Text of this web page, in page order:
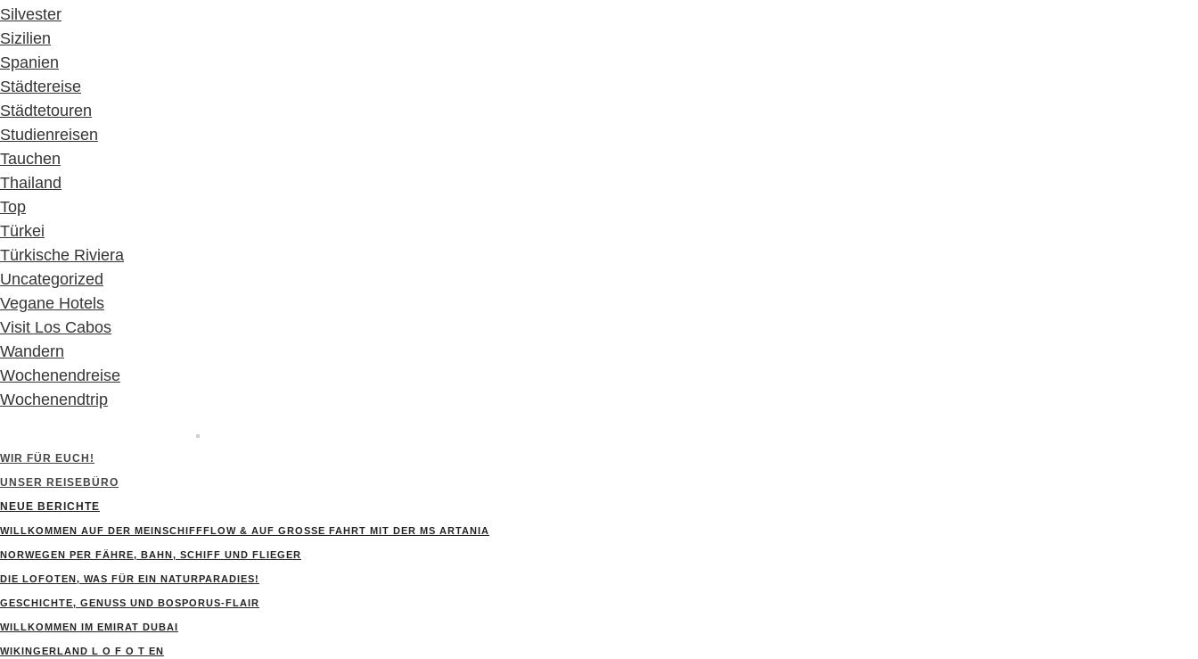
Silvester
Sizilien
Spanien
Städtereise
Städtetouren
Studienreisen
Tauchen
Thailand
Top
Türkei
Türkische Riviera
Uncategorized
Vegane Hotels
Visit Los Cabos
Wandern
Wochenendreise
Wochenendtrip
WIR FÜR EUCH!
UNSER REISEBÜRO
NEUE BERICHTE
WILLKOMMEN AUF DER MEINSCHIFFFLOW & AUF GROSSE FAHRT MIT DER MS ARTANIA
NORWEGEN PER FÄHRE, BAHN, SCHIFF UND FLIEGER
DIE LOFOTEN, WAS FÜR EIN NATURPARADIES!
GESCHICHTE, GENUSS UND BOSPORUS-FLAIR
WILLKOMMEN IM EMIRAT DUBAI
WIKINGERLAND L O F O T EN